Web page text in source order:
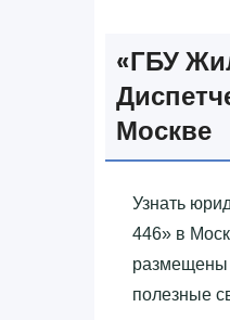
«‎ГБУ
Москве
Узнать
446»‎ в
размещены
полезные